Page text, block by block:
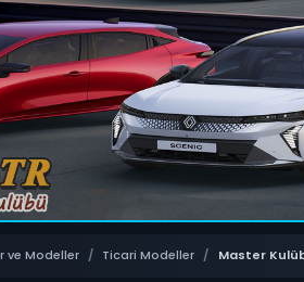
ve Modeller / Ticari Modeller / Master